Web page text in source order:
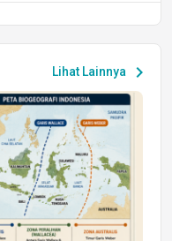
Magang
Timur 2 Dukung
dalam Astra
Leaders 2026
Lihat Lainnya chevron_right